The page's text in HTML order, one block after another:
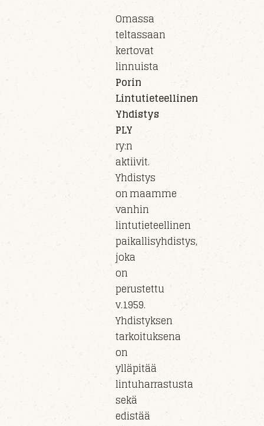
Omassa
teltassaan
kertovat
linnuista
Porin
Lintutieteellinen
Yhdistys
PLY
ry:n
aktiivit.
Yhdistys
on maamme
vanhin
lintutieteellinen
paikallisyhdistys,
joka
on
perustettu
v.1959.
Yhdistyksen
tarkoituksena
on
ylläpitää
lintuharrastusta
sekä
edistää